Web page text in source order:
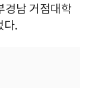
경남 거점대학
다.